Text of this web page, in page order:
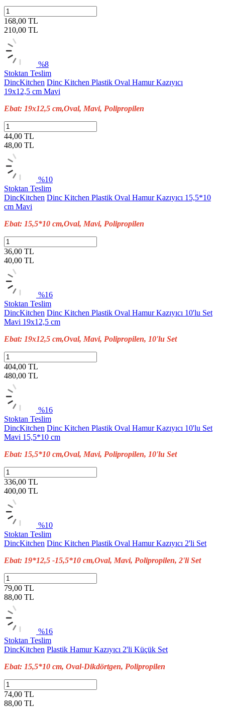
168,00 TL
210,00 TL
%8
Stoktan Teslim
DincKitchen Dinc Kitchen Plastik Oval Hamur Kazıyıcı
19x12,5 cm Mavi
Ebat: 19x12,5 cm,Oval, Mavi, Polipropilen
44,00 TL
48,00 TL
%10
Stoktan Teslim
DincKitchen Dinc Kitchen Plastik Oval Hamur Kazıyıcı 15,5*10
cm Mavi
Ebat: 15,5*10 cm,Oval, Mavi, Polipropilen
36,00 TL
40,00 TL
%16
Stoktan Teslim
DincKitchen Dinc Kitchen Plastik Oval Hamur Kazıyıcı 10'lu Set
Mavi 19x12,5 cm
Ebat: 19x12,5 cm,Oval, Mavi, Polipropilen, 10'lu Set
404,00 TL
480,00 TL
%16
Stoktan Teslim
DincKitchen Dinc Kitchen Plastik Oval Hamur Kazıyıcı 10'lu Set
Mavi 15,5*10 cm
Ebat: 15,5*10 cm,Oval, Mavi, Polipropilen, 10'lu Set
336,00 TL
400,00 TL
%10
Stoktan Teslim
DincKitchen Dinc Kitchen Plastik Oval Hamur Kazıyıcı 2'li Set
Ebat: 19*12,5 -15,5*10 cm,Oval, Mavi, Polipropilen, 2'li Set
79,00 TL
88,00 TL
%16
Stoktan Teslim
DincKitchen Plastik Hamur Kazıyıcı 2'li Küçük Set
Ebat: 15,5*10 cm, Oval-Dikdörtgen, Polipropilen
74,00 TL
88,00 TL